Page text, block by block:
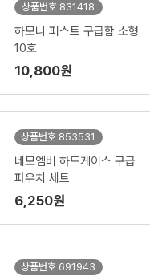
상품번호 831418
하모니 퍼스트 구급함 소형
10호
10,800원
상품번호 853531
네모엠버 하드케이스 구급
파우치 세트
6,250원
상품번호 691943